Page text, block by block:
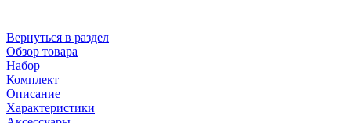
Вернуться в раздел
Обзор товара
Набор
Комплект
Описание
Характеристики